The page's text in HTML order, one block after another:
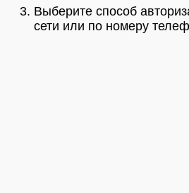
Выберите способ
сети или по номеру